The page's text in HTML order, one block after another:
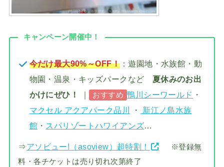
キャンペーン開催中！
今だけ最大90%～OFF！：遊園地・水族館・動
物園・温泉・キッズパークなど 夏休みのお出
かけにぜひ！
｜ おすすめ 鴨川シーワールド ・
マクセル アクアパーク品川
・
新江ノ島水族
館 ・ スパリゾートハワイアンズ…
⇒アソビュー!（asoview）超特割！
※登録無
料・各チケットは売り切れ次第終了